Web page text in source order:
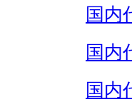
国内
国内
国内